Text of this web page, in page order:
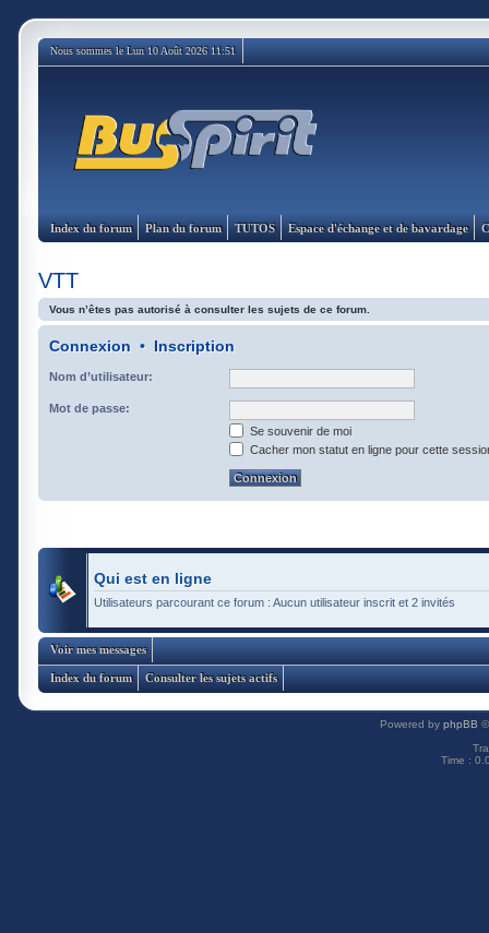
Nous sommes le Lun 10 Août 2026 11:51
Index du forum Plan du forum TUTOS Espace d'échange et de bavardage
VTT
Vous n’êtes pas autorisé à consulter les sujets de ce forum.
Connexion • Inscription
Nom d’utilisateur:
Mot de passe:
Se souvenir de moi
Cacher mon statut en ligne pour cette
Qui est en ligne
Utilisateurs parcourant ce forum : Aucun utilisateur inscrit et 2 invités
Voir mes messages
Index du forum Consulter les sujets actifs
Powered by phpBB
Time :